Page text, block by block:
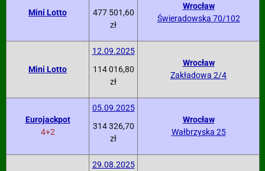
Mini Lotto
477 501,60
zł
Wrocław
Świeradowska 70/102
Mini Lotto
12.09.2025
114 016,80
zł
Wrocław
Zakładowa 2/4
Eurojackpot
4+2
05.09.2025
314 326,70
zł
Wrocław
Wałbrzyska 25
29.08.2025